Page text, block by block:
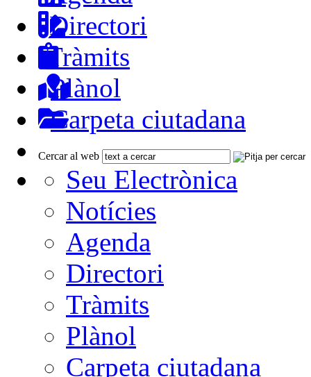
Directori
Tràmits
Plànol
Carpeta ciutadana
Cercar al web
Seu Electrònica
Notícies
Agenda
Directori
Tràmits
Plànol
Carpeta ciutadana